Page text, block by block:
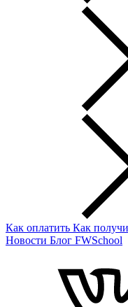
Как оплатить Как
Новости Блог FWSchool